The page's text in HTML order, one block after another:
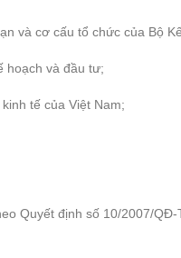
và cơ cấu tổ chức của Bộ
hoạch và đầu tư;
tế của Việt Nam;
Quyết định số 10/2007/